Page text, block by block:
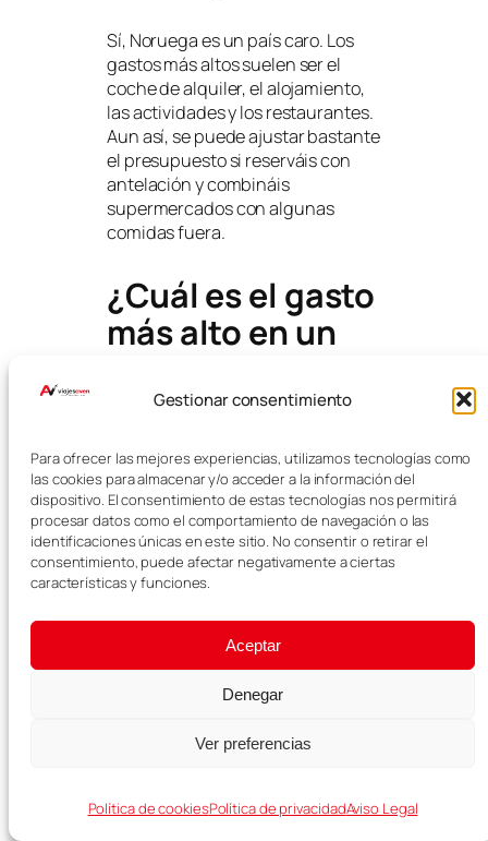
Gestionar consentimiento
Para ofrecer las mejores experiencias, utilizamos tecnologías como
las cookies para almacenar y/o acceder a la información del
dispositivo. El consentimiento de estas tecnologías nos permitirá
procesar datos como el comportamiento de navegación o las
identificaciones únicas en este sitio. No consentir o retirar el
consentimiento, puede afectar negativamente a ciertas
características y funciones.
Aceptar
Denegar
Ver preferencias
Política de cookiesPolítica de privacidadAviso Legal
Sí, Noruega es un país caro. Los
gastos más altos suelen ser el
coche de alquiler, el alojamiento,
las actividades y los restaurantes.
Aun así, se puede ajustar bastante
el presupuesto si reserváis con
antelación y combináis
supermercados con algunas
comidas fuera.
¿Cuál es el gasto
más alto en un
fue el coche de alquiler, seguido
del alojamiento. El coche costó
aproximadamente 1.600 € para 10
días, incluyendo el suplemento
por devolverlo en una oficina
diferente, lo que añadió en torno a
¿Se puede viajar
barato a
Noruega?
Viajar barato a Noruega no es fácil,